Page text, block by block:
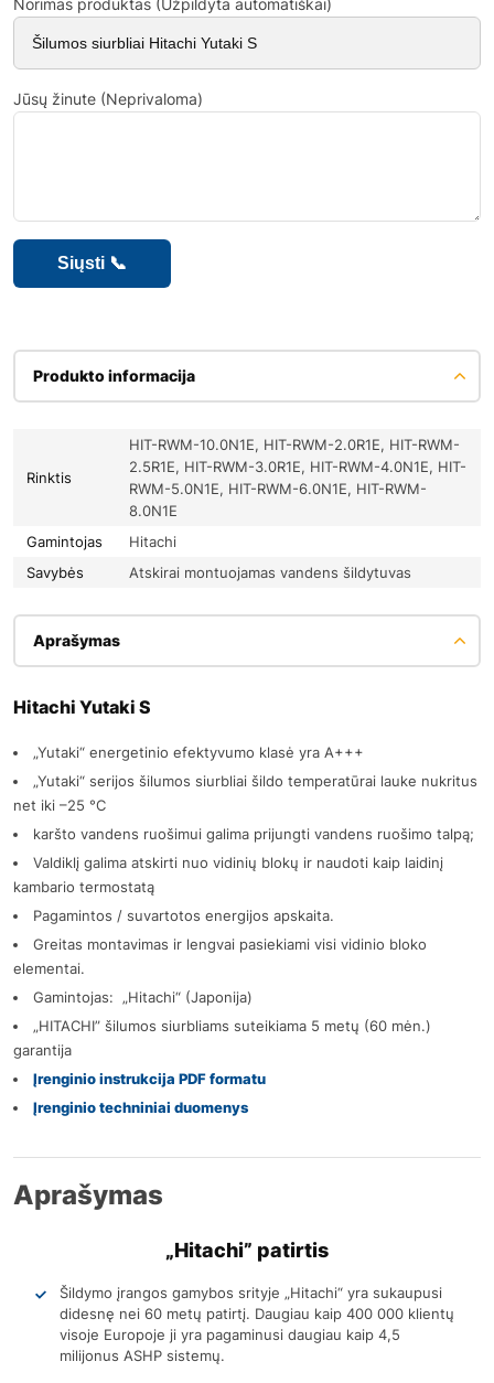
Jūsų žinute (Neprivaloma)
Produkto informacija
Rinktis
HIT-RWM-10.0N1E, HIT-RWM-2.0R1E, HIT-RWM-
2.5R1E, HIT-RWM-3.0R1E, HIT-RWM-4.0N1E, HIT-
RWM-5.0N1E, HIT-RWM-6.0N1E, HIT-RWM-
8.0N1E
Gamintojas
Hitachi
Savybės
Atskirai montuojamas vandens šildytuvas
Aprašymas
Hitachi Yutaki S
„Yutaki“ energetinio efektyvumo klasė yra A+++
„Yutaki“ serijos šilumos siurbliai šildo temperatūrai lauke nukritus
net iki –25 °C
karšto vandens ruošimui galima prijungti vandens ruošimo talpą;
Valdiklį galima atskirti nuo vidinių blokų ir naudoti kaip laidinį
kambario termostatą
Pagamintos / suvartotos energijos apskaita.
Greitas montavimas ir lengvai pasiekiami visi vidinio bloko
elementai.
Gamintojas: „Hitachi“ (Japonija)
„HITACHI” šilumos siurbliams suteikiama 5 metų (60 mėn.)
garantija
Įrenginio instrukcija PDF formatu
Įrenginio techniniai duomenys
Aprašymas
„Hitachi” patirtis
Šildymo įrangos gamybos srityje „Hitachi“ yra sukaupusi
didesnę nei 60 metų patirtį. Daugiau kaip 400 000 klientų
visoje Europoje ji yra pagaminusi daugiau kaip 4,5
milijonus ASHP sistemų.